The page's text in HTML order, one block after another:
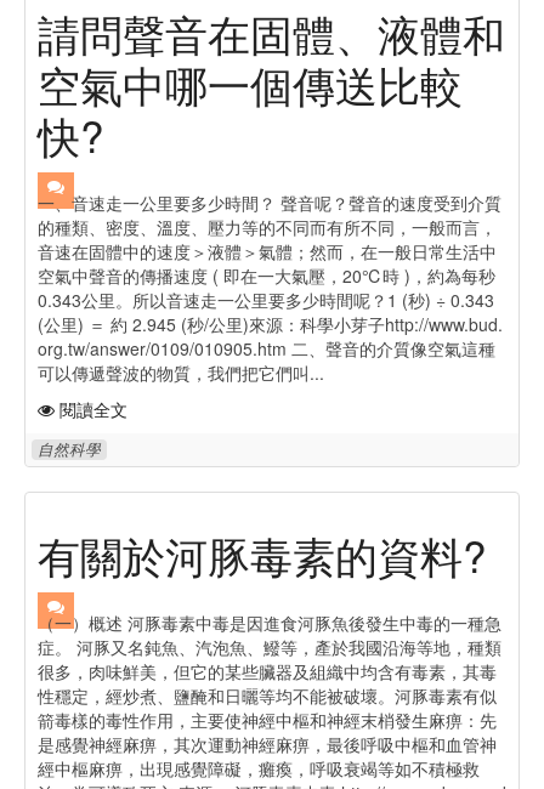
請問聲音在固體、液體和
空氣中哪一個傳送比較
快?
一、音速走一公里要多少時間？ 聲音呢？聲音的速度受到介質
的種類、密度、溫度、壓力等的不同而有所不同，一般而言，
音速在固體中的速度＞液體＞氣體；然而，在一般日常生活中
空氣中聲音的傳播速度 ( 即在一大氣壓，20℃時 )，約為每秒
0.343公里。所以音速走一公里要多少時間呢？1 (秒) ÷ 0.343
(公里) ＝ 約 2.945 (秒/公里)來源：科學小芽子http://www.bud.
org.tw/answer/0109/010905.htm 二、聲音的介質像空氣這種
可以傳遞聲波的物質，我們把它們叫...
閱讀全文
自然科學
有關於河豚毒素的資料?
（一）概述 河豚毒素中毒是因進食河豚魚後發生中毒的一種急
症。 河豚又名鈍魚、汽泡魚、鱍等，產於我國沿海等地，種類
很多，肉味鮮美，但它的某些臟器及組織中均含有毒素，其毒
性穩定，經炒煮、鹽醃和日曬等均不能被破壞。河豚毒素有似
箭毒樣的毒性作用，主要使神經中樞和神經末梢發生麻痹：先
是感覺神經麻痹，其次運動神經麻痹，最後呼吸中樞和血管神
經中樞麻痹，出現感覺障礙，癱瘓，呼吸衰竭等如不積極救